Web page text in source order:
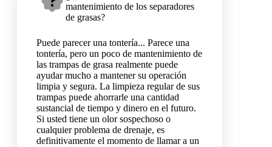
mantenimiento de los separadores
de grasas?
Puede parecer una tontería... Parece una
tontería, pero un poco de mantenimiento de
las trampas de grasa realmente puede
ayudar mucho a mantener su operación
limpia y segura. La limpieza regular de sus
trampas puede ahorrarle una cantidad
sustancial de tiempo y dinero en el futuro.
Si usted tiene un olor sospechoso o
cualquier problema de drenaje, es
definitivamente el momento de llamar a un